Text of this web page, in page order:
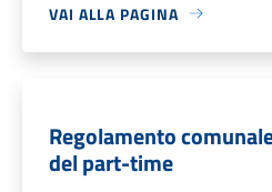
VAI ALLA PAGINA
Regolamento
del part-time